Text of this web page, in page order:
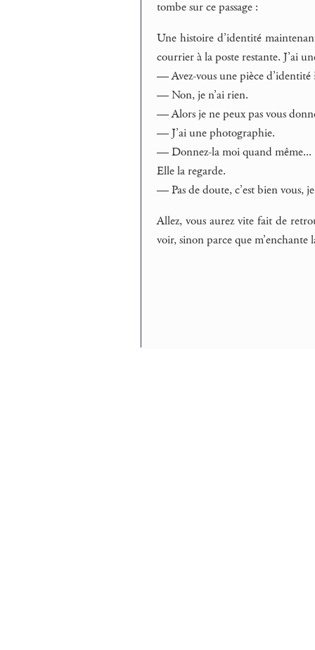
tombe sur ce passage :
Une histoire d’identité
courrier à la poste restante. J’ai
— Avez-vous une pièce d’identité
— Non, je n’ai rien.
— Alors je ne peux pas vous
— J’ai une photographie.
— Donnez-la moi quand même...
Elle la regarde.
— Pas de doute, c’est bien vous,
Allez, vous aurez vite fait de
voir, sinon parce que m’enchante